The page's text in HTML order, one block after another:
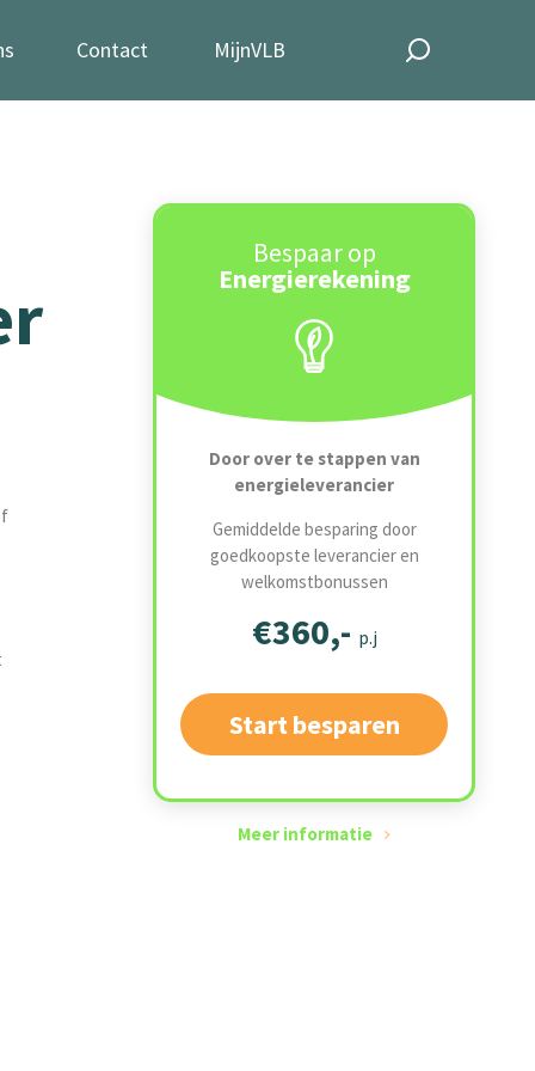
Contact MijnVLB
Bespaar op
Energierekening
Door over te stappen van
energieleverancier
Gemiddelde besparing door
goedkoopste leverancier en
welkomstbonussen
€360,- p.j
Start besparen
Meer informatie